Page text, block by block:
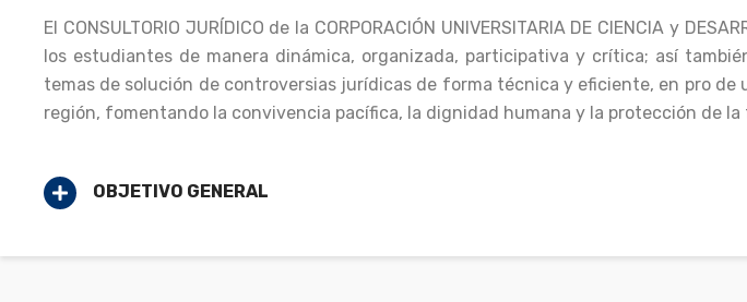
El CONSULTORIO JURÍDICO de la CORPORACIÓN UNIVERSITARIA DE CIENCIA y
los estudiantes de manera dinámica, organizada, participativa y crítica; así
temas de solución de controversias jurídicas de forma técnica y eficiente, en pro
región, fomentando la convivencia pacífica, la dignidad humana y la protección de la
OBJETIVO GENERAL